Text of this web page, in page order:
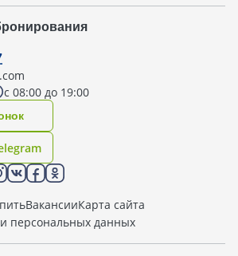
с 08:00 до 19:00
ВакансииКарта сайта
персональных данных